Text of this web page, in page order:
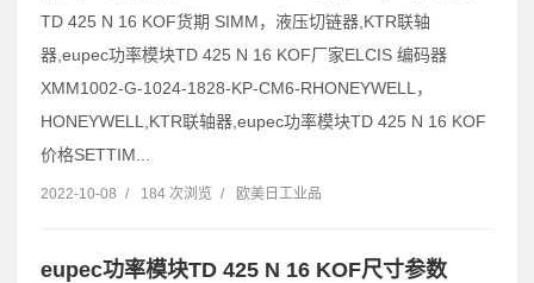
TD 425 N 16 KOF货期 SIMM，液压切链器,KTR联轴
器,eupec功率模块TD 425 N 16 KOF厂家ELCIS 编码器
XMM1002-G-1024-1828-KP-CM6-RHONEYWELL，
HONEYWELL,KTR联轴器,eupec功率模块TD 425 N 16 KOF
价格SETTIM...
2022-10-08 / 184 次浏览 / 欧美日工业品
eupec功率模块TD 425 N 16 KOF尺寸参数